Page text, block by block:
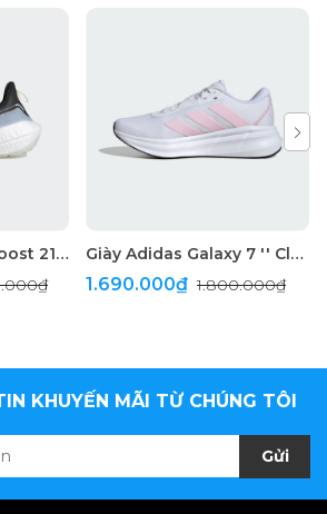
Giày Adidas Ultraboost 21 Cold.RDY " Blue " Giày Adidas Galaxy 7 '' Cloud White ''
1.690.000₫1.800.000₫
KHUYẾN MÃI TỪ CHÚNG TÔI
Gửi